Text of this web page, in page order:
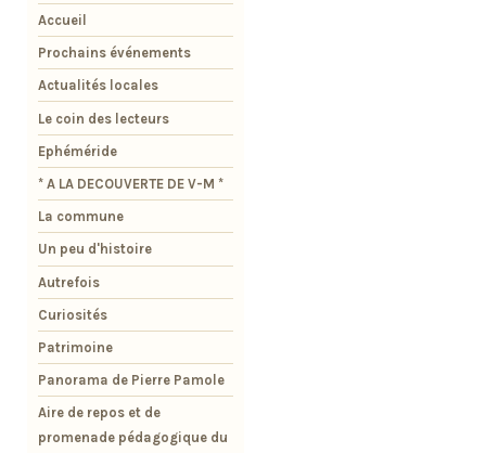
Accueil
Prochains événements
Actualités locales
Le coin des lecteurs
Ephéméride
* A LA DECOUVERTE DE V-M *
La commune
Un peu d'histoire
Autrefois
Curiosités
Patrimoine
Panorama de Pierre Pamole
Aire de repos et de
promenade pédagogique du